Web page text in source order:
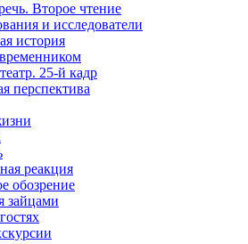
Второе чтение
и исследователи
история
25-й кадр
перспектива
реакция
обозрение
зайцами